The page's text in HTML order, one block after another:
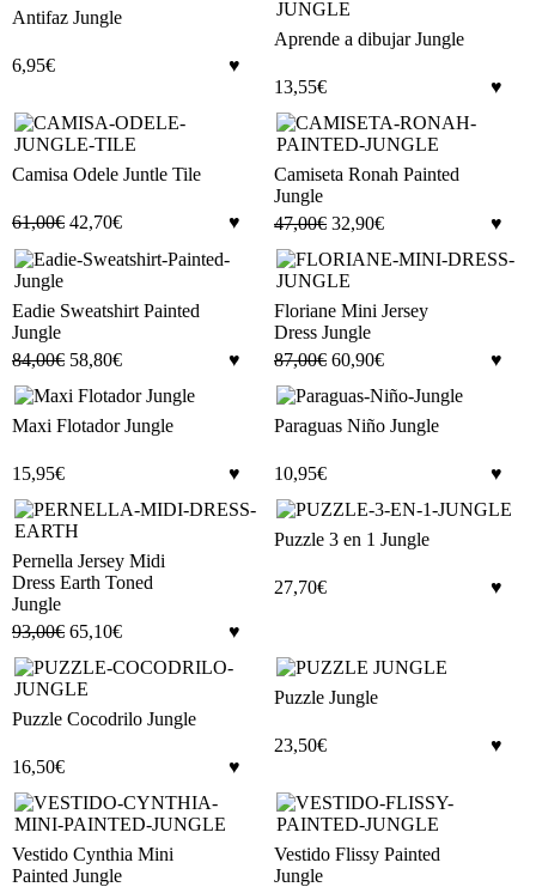
Antifaz Jungle
6,95€
Aprende a dibujar Jungle
13,55€
Camisa Odele Juntle Tile
61,00€ 42,70€
Camiseta Ronah Painted
Jungle
47,00€ 32,90€
Eadie Sweatshirt Painted
Jungle
84,00€ 58,80€
Floriane Mini Jersey
Dress Jungle
87,00€ 60,90€
Maxi Flotador Jungle
15,95€
Paraguas Niño Jungle
10,95€
Pernella Jersey Midi
Dress Earth Toned
Jungle
93,00€ 65,10€
Puzzle 3 en 1 Jungle
27,70€
Puzzle Cocodrilo Jungle
16,50€
Puzzle Jungle
23,50€
Vestido Cynthia Mini
Painted Jungle
Vestido Flissy Painted
Jungle